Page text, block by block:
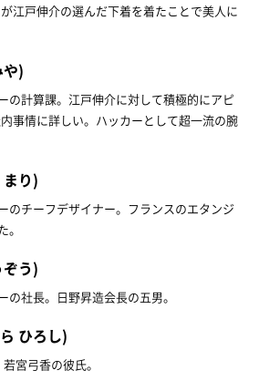
江戸伸介の選んだ下着を着たことで美人に
)
の計算課。江戸伸介に対して積極的にアピ
事情に詳しい。ハッカーとして超一流の腕
り)
のチーフデザイナー。フランスのエタンジ
う)
社長。日野昇造会長の五男。
ひろし)
宮弓香の彼氏。